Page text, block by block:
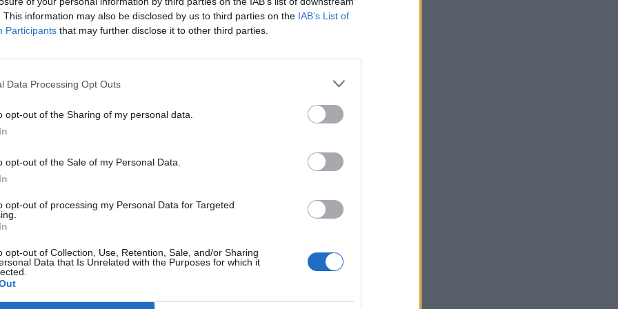
This information may also be disclosed by us to third parties on the IAB’s List of
Participants that may further disclose it to other third parties.
Data Processing Opt Outs
opt-out of the Sharing of my personal data.
opt-out of the Sale of my Personal Data.
opt-out of processing my Personal Data for Targeted
opt-out of Collection, Use, Retention, Sale, and/or Sharing
Data that Is Unrelated with the Purposes for which it
érintett közvetlenül vagy közvetett módon az Európai Bankhatóság (EBA) és az
nem a tulajdonos Raiffeisen Bank Internationalt, hanem szokás szerint annak a
Zentralbankot tesztelték konszolidáltan. Az alábbi ábra azt mutatja...
portfolio.hu hírarchívumához tartozik, melynek olvasása előfizetéses
cikkarchívum
elmúlt 2 év napon belüli
Előfizetés